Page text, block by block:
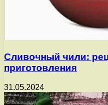
Сливочный чили:
приготовления
31.05.2024